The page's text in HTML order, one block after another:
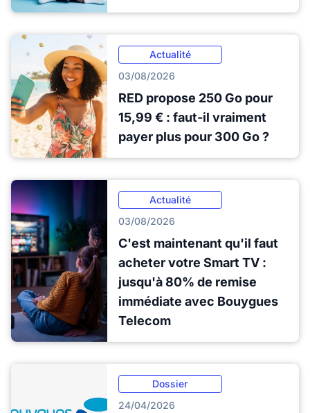
Actualité
03/08/2026
RED propose 250 Go pour
15,99 € : faut-il vraiment
payer plus pour 300 Go ?
Actualité
03/08/2026
C'est maintenant qu'il faut
acheter votre Smart TV :
jusqu'à 80% de remise
immédiate avec Bouygues
Telecom
Dossier
24/04/2026